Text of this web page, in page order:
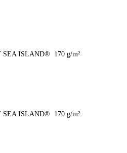
SEA ISLAND® 170 g/m²
SEA ISLAND® 170 g/m²